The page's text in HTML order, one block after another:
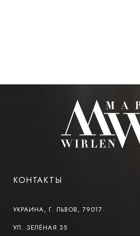
КОНТАКТЫ
УКРАИНА, Г. ЛЬВОВ, 79017
УЛ. ЗЕЛЁНАЯ 35